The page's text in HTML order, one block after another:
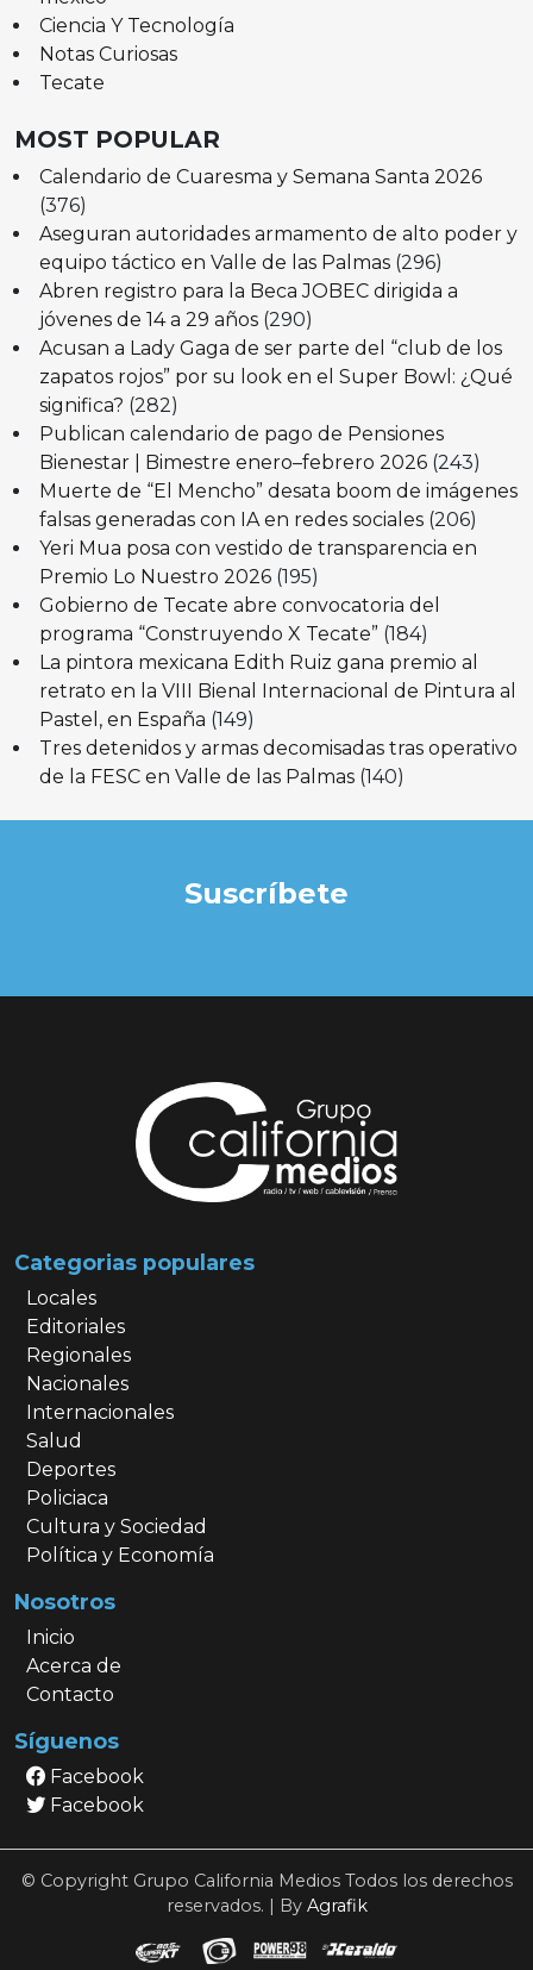
Ciencia Y Tecnología
Notas Curiosas
Tecate
MOST POPULAR
Calendario de Cuaresma y Semana Santa 2026
(376)
Aseguran autoridades armamento de alto poder y
equipo táctico en Valle de las Palmas (296)
Abren registro para la Beca JOBEC dirigida a
jóvenes de 14 a 29 años (290)
Acusan a Lady Gaga de ser parte del “club de los
zapatos rojos” por su look en el Super Bowl: ¿Qué
significa? (282)
Publican calendario de pago de Pensiones
Bienestar | Bimestre enero–febrero 2026 (243)
Muerte de “El Mencho” desata boom de imágenes
falsas generadas con IA en redes sociales (206)
Yeri Mua posa con vestido de transparencia en
Premio Lo Nuestro 2026 (195)
Gobierno de Tecate abre convocatoria del
programa “Construyendo X Tecate” (184)
La pintora mexicana Edith Ruiz gana premio al
retrato en la VIII Bienal Internacional de Pintura al
Pastel, en España (149)
Tres detenidos y armas decomisadas tras operativo
de la FESC en Valle de las Palmas (140)
Suscríbete
Categorias populares
Locales
Editoriales
Regionales
Nacionales
Internacionales
Salud
Deportes
Policiaca
Cultura y Sociedad
Política y Economía
Nosotros
Inicio
Acerca de
Contacto
Síguenos
Facebook
Facebook
© Copyright Grupo California Medios Todos los derechos
reservados. | By Agrafik